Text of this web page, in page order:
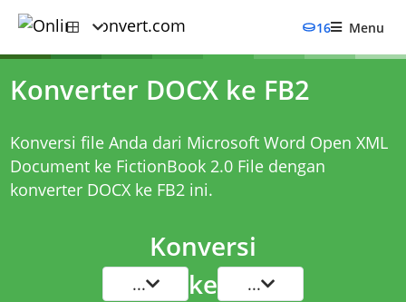
16 Menu
Konverter DOCX ke FB2
Konversi file Anda dari Microsoft Word Open XML
Document ke FictionBook 2.0 File dengan
konverter DOCX ke FB2ini.
Konversi
... ke ...